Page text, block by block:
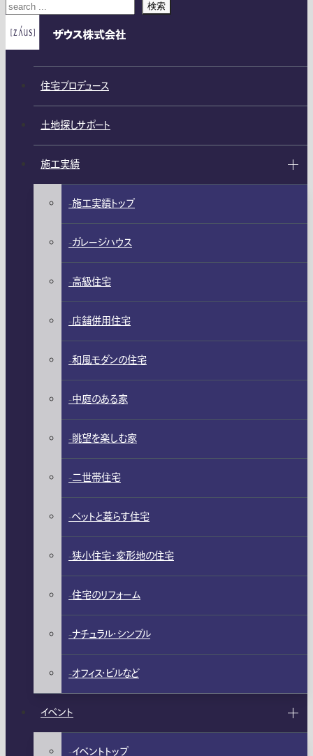
検索
住宅プロデュース
土地探しサポート
施工実績
施工実績トップ
ガレージハウス
高級住宅
店舗併用住宅
和風モダンの住宅
中庭のある家
眺望を楽しむ家
二世帯住宅
ペットと暮らす住宅
狭小住宅・変形地の住宅
住宅のリフォーム
ナチュラル・シンプル
オフィス・ビルなど
イベント
イベントトップ